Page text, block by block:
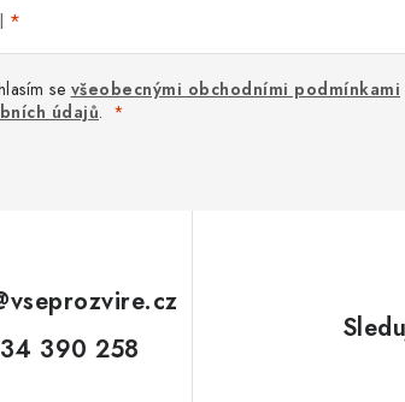
se všeobecnými obchodními podmínkami
údajů.
vseprozvire.cz
390 258